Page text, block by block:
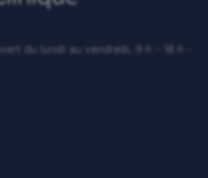
du lundi au vendredi, 9 h – 18 h •